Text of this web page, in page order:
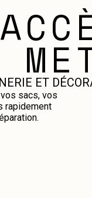
ET
sacs, vos
rapidement